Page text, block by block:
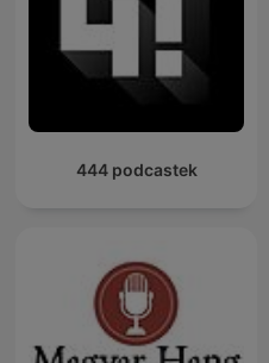
444 podcastek